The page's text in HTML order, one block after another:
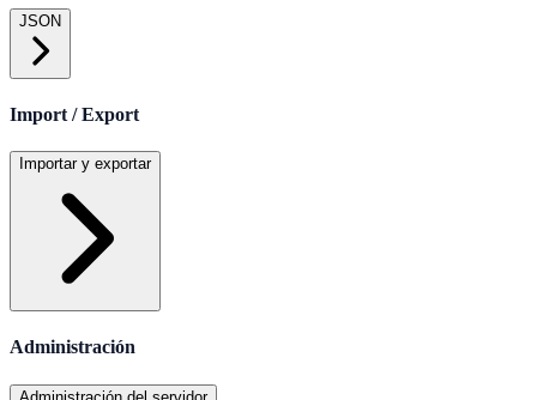
JSON
Import / Export
Importar y exportar
Administración